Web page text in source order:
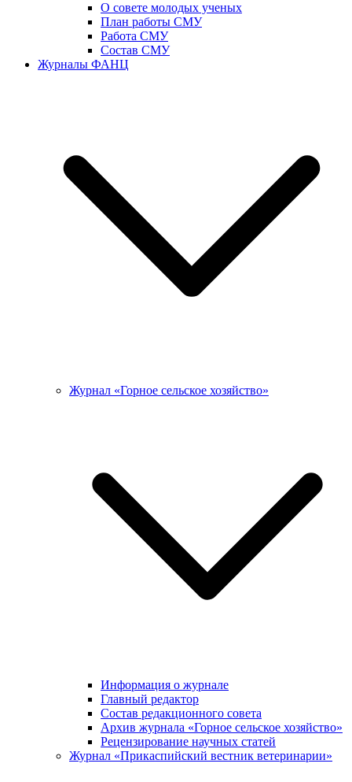
О совете молодых ученых
План работы СМУ
Работа СМУ
Состав СМУ
Журналы ФАНЦ
Журнал «Горное сельское хозяйство»
Информация о журнале
Главный редактор
Состав редакционного совета
Архив журнала «Горное сельское хозяйство»
Рецензирование научных статей
Журнал «Прикаспийский вестник ветеринарии»